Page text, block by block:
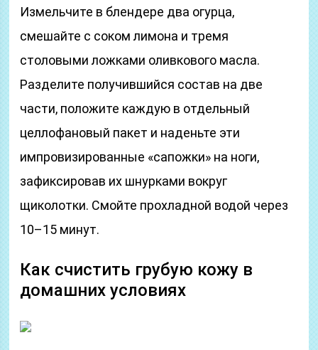
Измельчите в блендере два огурца,
смешайте с соком лимона и тремя
столовыми ложками оливкового масла.
Разделите получившийся состав на две
части, положите каждую в отдельный
целлофановый пакет и наденьте эти
импровизированные «сапожки» на ноги,
зафиксировав их шнурками вокруг
щиколотки. Смойте прохладной водой через
10–15 минут.
Как счистить грубую кожу в
домашних условиях